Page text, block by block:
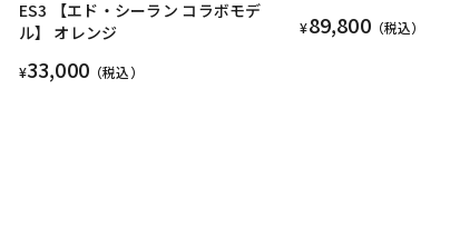
ES3 【エド・シーラン コラボモデ
ル】 オレンジ
¥33,000 （税込）
¥89,800（税込）